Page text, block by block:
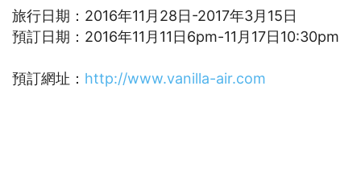
旅行日期：2016年11月28日-2017年3月15日
預訂日期：2016年11月11日6pm-11月17日10:30pm
預訂網址： http://www.vanilla-air.com